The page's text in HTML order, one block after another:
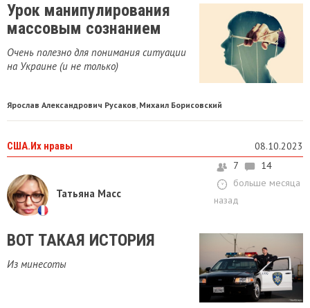
Урок манипулирования
массовым сознанием
Очень полезно для понимания ситуации
на Украине (и не только)
Ярослав Александрович Русаков Михаил Борисовский
США.Их нравы 08.10.2023
Татьяна Масс
7
14
больше месяца
назад
ВОТ ТАКАЯ ИСТОРИЯ
Из минесоты